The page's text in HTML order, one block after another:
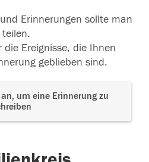
Erinnerungen sollte man
teilen.
die Ereignisse, die Ihnen
geblieben sind.
um eine Erinnerung zu